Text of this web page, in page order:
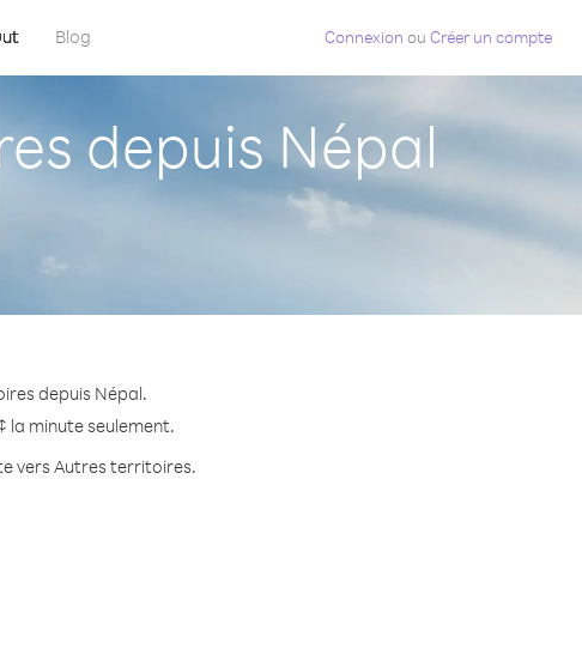
Blog Connexion ou Créer un compte
depuis Népal
depuis Népal.
la minute seulement.
vers Autres territoires.